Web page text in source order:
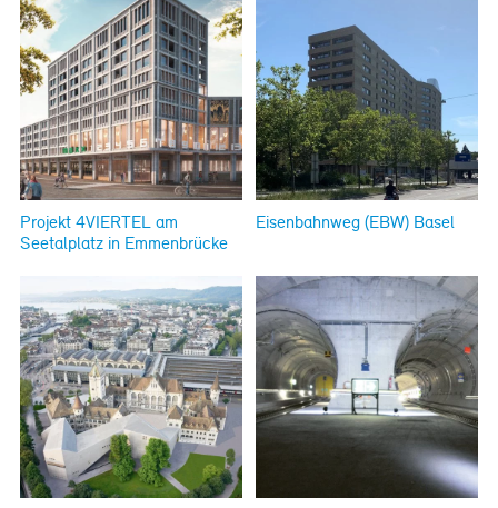
Projekt 4VIERTEL am
Seetalplatz in Emmenbrücke
Eisenbahnweg (EBW) Basel